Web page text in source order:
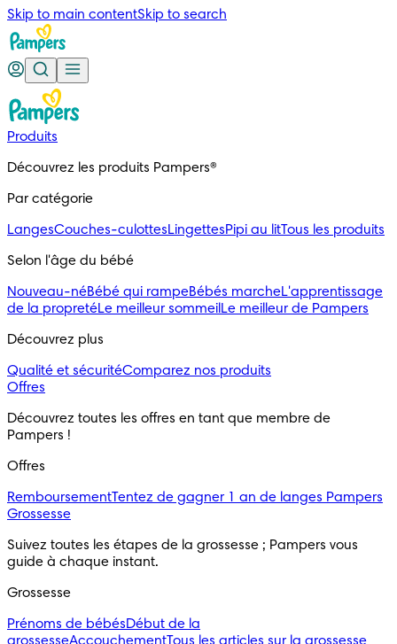
Skip to main contentSkip to search
Produits
Découvrez les produits Pampers®
Par catégorie
LangesCouches-culottesLingettesPipi au litTous les produits
Selon l'âge du bébé
Nouveau-néBébé qui rampeBébés marcheL'apprentissage
de la propretéLe meilleur sommeil Le meilleur de Pampers
Découvrez plus
Qualité et sécuritéComparez nos produits
Offres
Découvrez toutes les offres en tant que membre de
Pampers !
Offres
RemboursementTentez de gagner 1 an de langes Pampers
Grossesse
Suivez toutes les étapes de la grossesse ; Pampers vous
guide à chaque instant.
Grossesse
Prénoms de bébésDébut de la